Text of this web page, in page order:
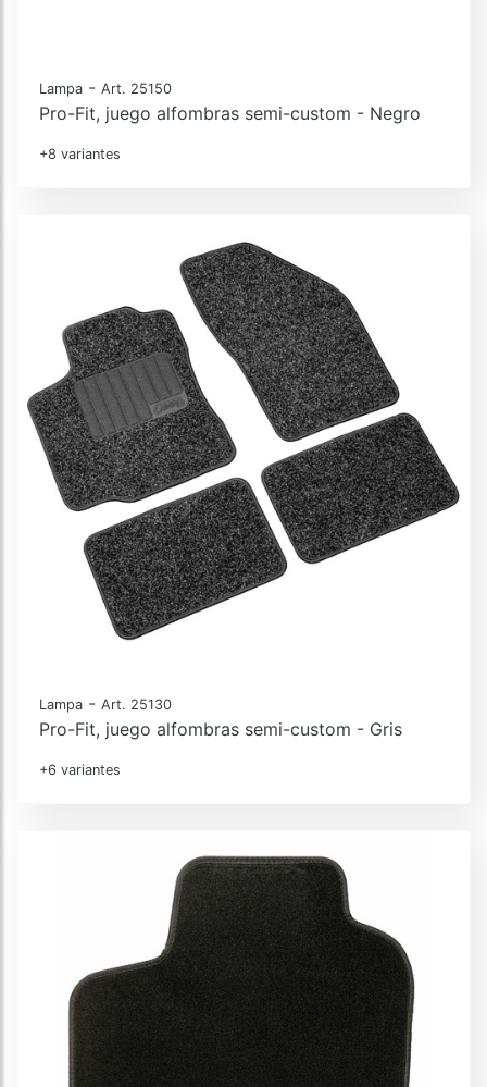
Lampa - Art. 25150
Pro-Fit, juego alfombras semi-custom - Negro
+8 variantes
Lampa - Art. 25130
Pro-Fit, juego alfombras semi-custom - Gris
+6 variantes